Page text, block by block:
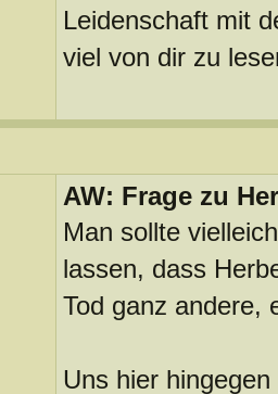
Leidenschaft mit
viel von dir zu
AW: Frage zu
Man sollte
lassen, dass
Tod ganz andere,
Uns hier